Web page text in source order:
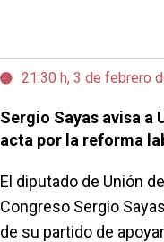
21:30 h, 3 de febrero
Sergio Sayas avisa a
acta por la reforma
El diputado de Unión
Congreso Sergio
de su partido de